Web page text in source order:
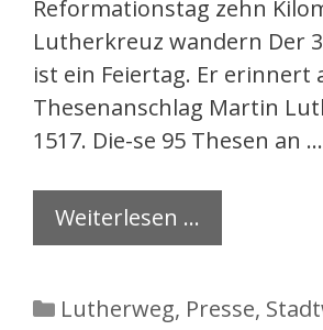
Reformationstag zehn
Lutherkreuz wandern Der
ist ein Feiertag. Er erinnert
Thesenanschlag Martin
1517. Die-se 95 Thesen an …
Weiterlesen …
Kategorien
Lutherweg, Presse,